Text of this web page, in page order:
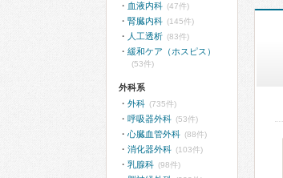
血液内科 (47件)
腎臓内科 (145件)
人工透析 (83件)
緩和ケア（ホスピス）
(53件)
外科系
外科 (735件)
呼吸器外科 (53件)
心臓血管外科 (88件)
消化器外科 (103件)
乳腺科 (98件)